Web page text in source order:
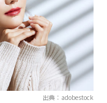
出典：adobestock